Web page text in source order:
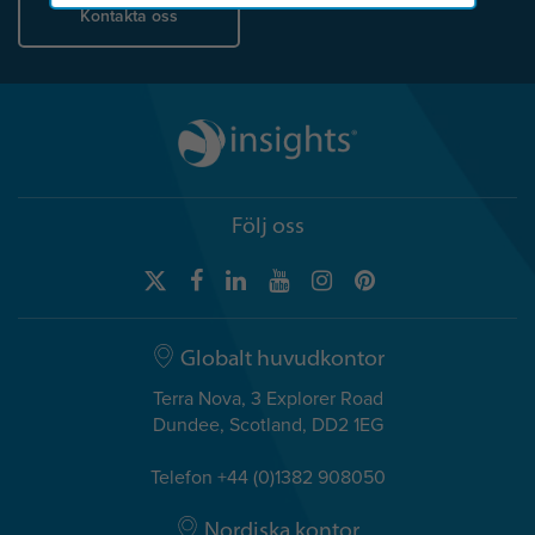
Kontakta oss
Följ oss
Globalt huvudkontor
Terra Nova, 3 Explorer Road
Dundee, Scotland, DD2 1EG
Telefon +44 (0)1382 908050